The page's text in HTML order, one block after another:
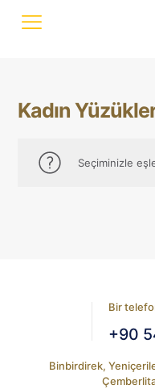
Kadın
Seçiminizle
Bir
+90
Binbirdirek,